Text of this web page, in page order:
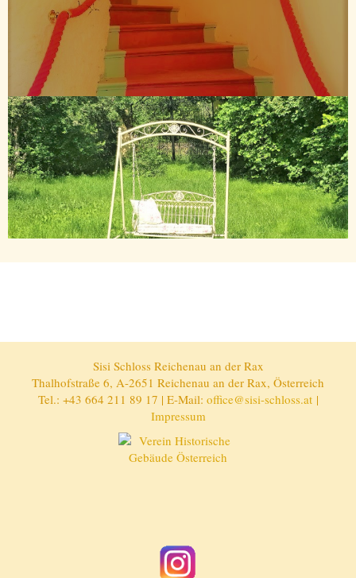
Sisi Schloss Reichenau an der Rax
Thalhofstraße 6, A-2651 Reichenau an der Rax, Österreich
Tel.: +43 664 211 89 17 | E-Mail: office@sisi-schloss.at|
Impressum